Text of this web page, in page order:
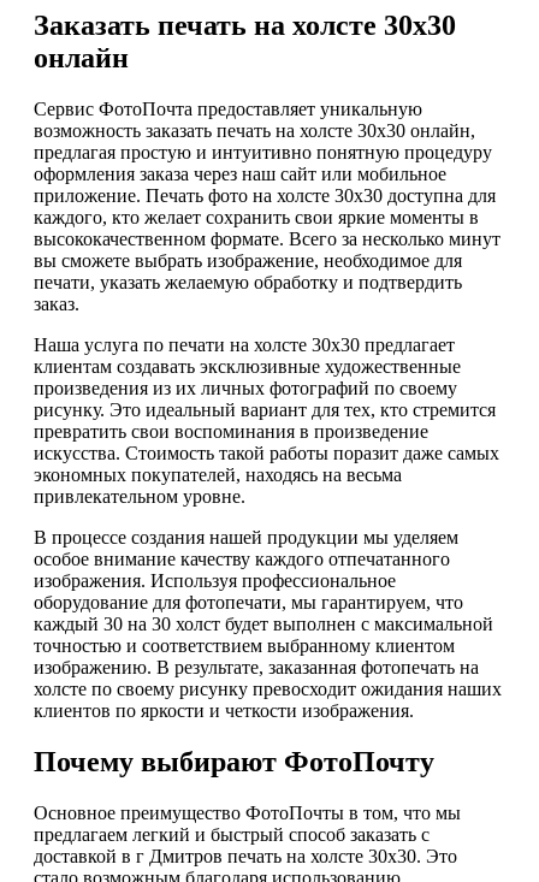
Заказать печать на холсте 30х30
онлайн
Сервис ФотоПочта предоставляет уникальную
возможность заказать печать на холсте 30х30 онлайн,
предлагая простую и интуитивно понятную процедуру
оформления заказа через наш сайт или мобильное
приложение. Печать фото на холсте 30х30 доступна для
каждого, кто желает сохранить свои яркие моменты в
высококачественном формате. Всего за несколько минут
вы сможете выбрать изображение, необходимое для
печати, указать желаемую обработку и подтвердить
заказ.
Наша услуга по печати на холсте 30х30 предлагает
клиентам создавать эксклюзивные художественные
произведения из их личных фотографий по своему
рисунку. Это идеальный вариант для тех, кто стремится
превратить свои воспоминания в произведение
искусства. Стоимость такой работы поразит даже самых
экономных покупателей, находясь на весьма
привлекательном уровне.
В процессе создания нашей продукции мы уделяем
особое внимание качеству каждого отпечатанного
изображения. Используя профессиональное
оборудование для фотопечати, мы гарантируем, что
каждый 30 на 30 холст будет выполнен с максимальной
точностью и соответствием выбранному клиентом
изображению. В результате, заказанная фотопечать на
холсте по своему рисунку превосходит ожидания наших
клиентов по яркости и четкости изображения.
Почему выбирают ФотоПочту
Основное преимущество ФотоПочты в том, что мы
предлагаем легкий и быстрый способ заказать с
доставкой в г Дмитров печать на холсте 30х30. Это